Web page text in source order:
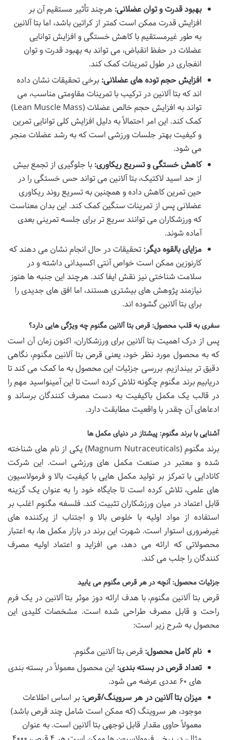
بهبود قدرت و توان عضلانی: هرچند تأثیر مستقیم آن بر
افزایش قدرت ممکن است کمتر از کراتین باشد، اما بتا آلانین
به طور غیرمستقیم با کاهش خستگی و افزایش توانایی
عضلات در حفظ انقباض، می تواند به بهبود قدرت و توان
انفجاری در طول تمرینات کمک کند.
افزایش حجم توده های عضلانی: برخی تحقیقات نشان داده
اند که بتا آلانین در ترکیب با تمرینات مقاومتی مناسب، می
تواند به افزایش حجم خالص عضلات (Lean Muscle Mass)
کمک کند. این امر احتمالاً به دلیل افزایش کلی توانایی تمرین
و کیفیت بهتر جلسات ورزشی است که به رشد عضلات منجر
می شود.
کاهش خستگی و تسریع ریکاوری: با جلوگیری از تجمع بیش
از حد اسید لاکتیک، بتا آلانین می تواند حس خستگی را در
حین تمرین کاهش داده و همچنین به تسریع روند ریکاوری
عضلانی پس از تمرینات سنگین کمک کند. این بدان معناست
که ورزشکاران می توانند سریع تر برای جلسه تمرینی بعدی
آماده شوند.
مزایای بالقوه دیگر: تحقیقات در حال انجام نشان می دهند که
کارنوزین ممکن است خواص آنتی اکسیدانی داشته و در
سلامت شناختی نیز نقش ایفا کند. هرچند این جنبه ها هنوز
نیازمند پژوهش های بیشتری هستند، اما افق های جدیدی را
برای بتا آلانین گشوده اند.
سفری به قلب محصول: قرص بتا آلانین مگنوم چه ویژگی هایی دارد؟
پس از درک اهمیت بتا آلانین برای ورزشکاران، اکنون زمان آن است
که به محصول مورد نظر خود، یعنی قرص بتا آلانین مگنوم، نگاهی
دقیق تر بیندازیم. بررسی جزئیات این محصول به ما کمک می کند تا
دریابیم برند مگنوم چگونه تلاش کرده است تا این آمینواسید مهم را
در قالب یک مکمل باکیفیت به دست مصرف کنندگان برساند و
ادعاهای آن چقدر با واقعیت مطابقت دارد.
آشنایی با برند مگنوم: پیشتاز در دنیای مکمل ها
برند مگنوم (Magnum Nutraceuticals) یکی از نام های شناخته
شده و معتبر در صنعت مکمل های ورزشی است. این شرکت
کانادایی با تمرکز بر تولید مکمل هایی با کیفیت بالا و فرمولاسیون
های علمی، تلاش کرده است تا جایگاه خود را به عنوان یک گزینه
قابل اعتماد در میان ورزشکاران تثبیت کند. فلسفه مگنوم اغلب بر
استفاده از مواد اولیه با خلوص بالا و اجتناب از پرکننده های
غیرضروری استوار است. شهرت این برند در بازار مکمل ها، به اعتبار
محصولاتی که ارائه می دهد، می افزاید و اعتماد اولیه مصرف
کنندگان را جلب می کند.
جزئیات محصول: آنچه در هر قرص مگنوم می یابید
قرص بتا آلانین مگنوم، با هدف ارائه دوز موثر بتا آلانین در یک فرم
راحت و قابل مصرف طراحی شده است. مشخصات کلیدی این
محصول به شرح زیر است:
نام کامل محصول: قرص بتا آلانین مگنوم.
تعداد قرص در بسته بندی: این محصول معمولاً در بسته بندی
های ۶۰ عددی عرضه می شود.
میزان بتا آلانین در هر سروینگ/قرص: بر اساس اطلاعات
موجود، هر سروینگ (که ممکن است شامل چند قرص باشد)
معمولاً حاوی مقدار قابل توجهی بتا آلانین است. به عنوان